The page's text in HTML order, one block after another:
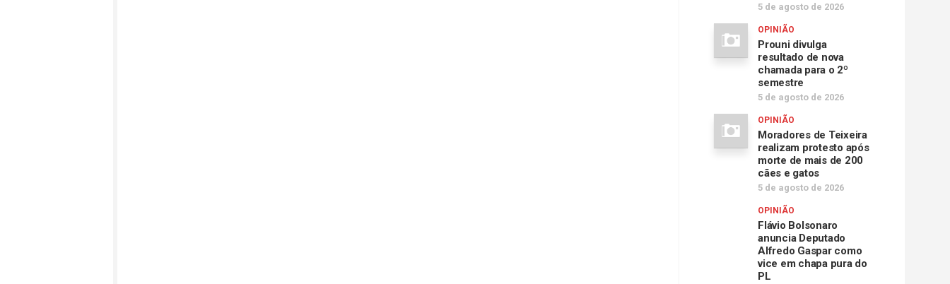
5 de agosto de 2026
OPINIÃO
Prouni divulga
resultado de nova
chamada para o 2º
semestre
5 de agosto de 2026
OPINIÃO
Moradores de Teixeira
realizam protesto após
morte de mais de 200
cães e gatos
5 de agosto de 2026
OPINIÃO
Flávio Bolsonaro
anuncia Deputado
Alfredo Gaspar como
vice em chapa pura do
PL